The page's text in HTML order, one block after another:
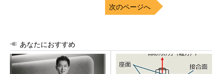
次のページへ
あなたにおすすめ